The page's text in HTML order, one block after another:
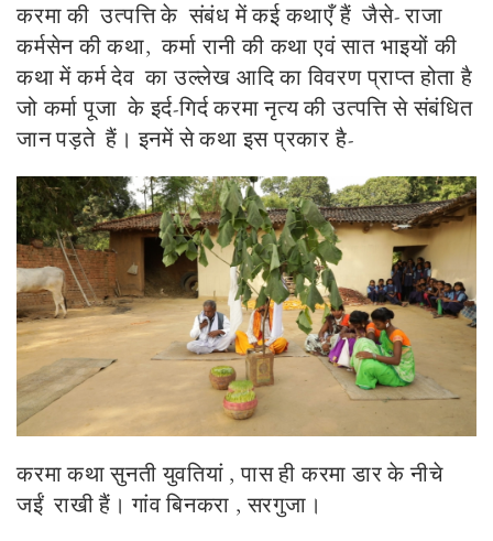
करमा की उत्पत्ति के संबंध में कई कथाएँ हैं जैसे- राजा
कर्मसेन की कथा, कर्मा रानी की कथा एवं सात भाइयों की
कथा में कर्म देव का उल्लेख आदि का विवरण प्राप्त होता है
जो कर्मा पूजा के इर्द-गिर्द करमा नृत्य की उत्पत्ति से संबंधित
जान पड़ते हैं। इनमें से कथा इस प्रकार है-
करमा कथा सुनती युवतियां , पास ही करमा डार के नीचे
जईं राखी हैं। गांव बिनकरा , सरगुजा।